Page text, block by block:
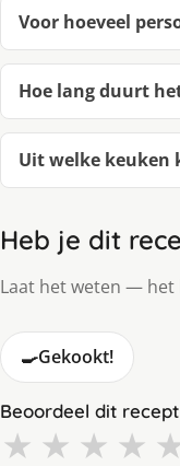
Voor hoeveel
Hoe lang duurt
Uit welke keuken
Heb je dit
Laat het weten — het
🍳Gekookt!
Beoordeel dit recept
★ ★ ★ ★